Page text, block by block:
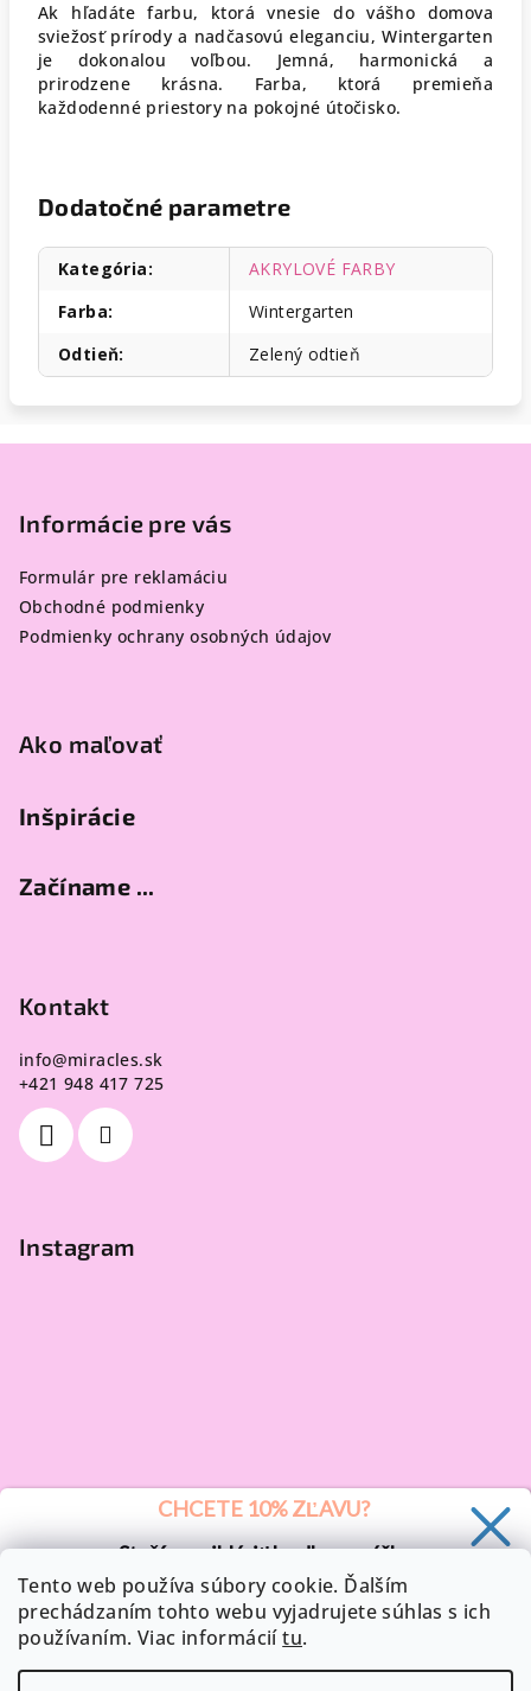
Tento web používa súbory cookie. Ďalším
prechádzaním tohto webu vyjadrujete súhlas s ich
používaním. Viac informáciítu.
Ak hľadáte farbu, ktorá vnesie do vášho domova
sviežosť prírody a nadčasovú eleganciu, Wintergarten
je dokonalou voľbou. Jemná, harmonická a
prirodzene krásna. Farba, ktorá premieňa
každodenné priestory na pokojné útočisko.
Dodatočné parametre
Kategória:
AKRYLOVÉ FARBY
Farba:
Wintergarten
Odtieň: Zelený odtieň
Informácie pre vás
Formulár pre reklamáciu
Obchodné podmienky
Podmienky ochrany osobných údajov
Ako maľovať
Inšpirácie
Začíname ...
Kontakt
info@miracles.sk
+421 948 417 725
Instagram
Sledovať na Instagrame
CHCETE 10% ZĽAVU?
Stačí sa prihlásiť k odberu nášho
newsletteru a 10 % zľava je vaša.